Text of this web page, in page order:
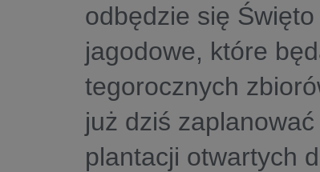
odbędzie się
jagodowe, które
tegorocznych
już dziś
plantacji otwartych